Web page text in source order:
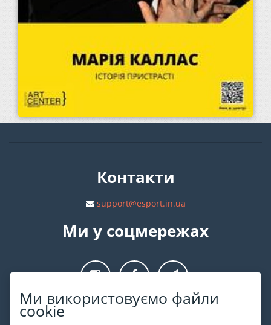
Ми використовуємо файли
cookie
Контакти
support@esport.in.ua
Ми у соцмережах
Про ESPORT .in.ua